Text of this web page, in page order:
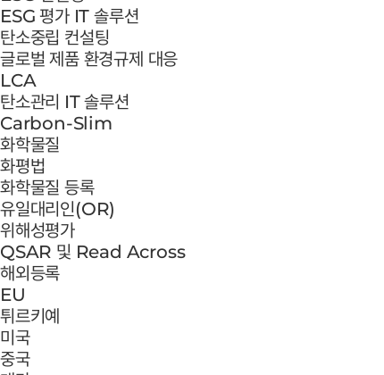
ESG 평가 IT 솔루션
탄소중립 컨설팅
글로벌 제품 환경규제 대응
LCA
탄소관리 IT 솔루션
Carbon-Slim
화학물질
화평법
화학물질 등록
유일대리인(OR)
위해성평가
QSAR 및 Read Across
해외등록
EU
튀르키예
미국
중국